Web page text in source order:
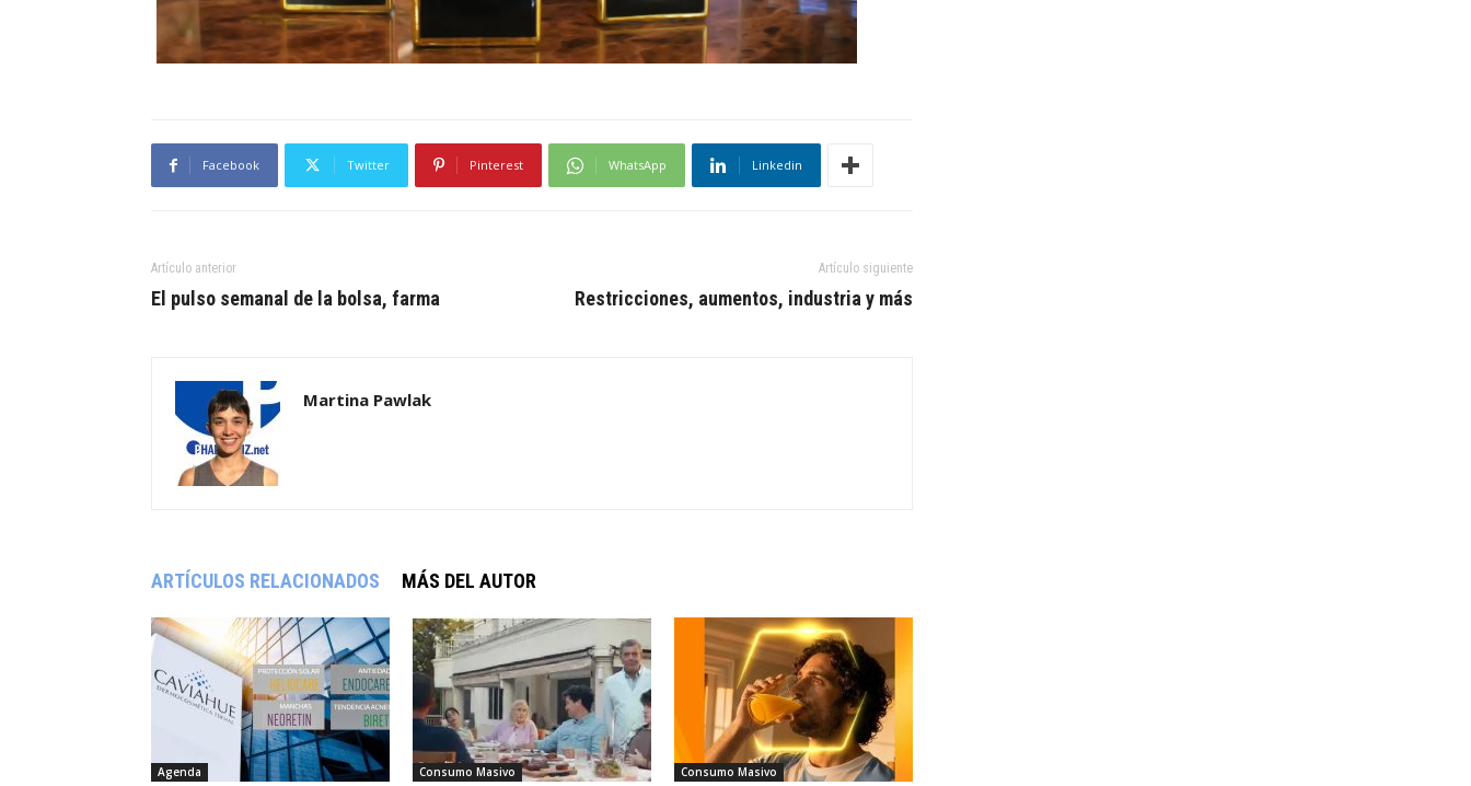
Facebook Twitter Pinterest WhatsApp Linkedin
Artículo anterior
El pulso semanal de la bolsa, farma
Artículo siguiente
Restricciones, aumentos, industria y más
Martina Pawlak
ARTÍCULOS RELACIONADOS MÁS DEL AUTOR
Agenda Consumo Masivo Consumo Masivo